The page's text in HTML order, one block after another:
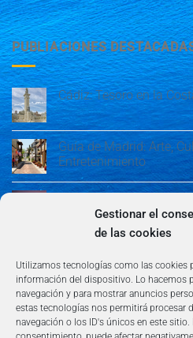
Gestionar el
de las cookies
Utilizamos tecnologías como las cookies
información del dispositivo. Lo hacemos
navegación y para mostrar anuncios
estas tecnologías nos permitirá procesar
navegación o los ID's únicos en este
PUBLIACIONES
Cádiz: Tesoro en la
Guía de Madrid: Arte,
Entretenimiento
Entretenimiento